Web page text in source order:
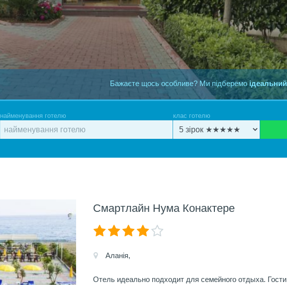
Бажаєте щось особливе? Ми підберемо
найменування готелю клас готелю
Смартлайн Нума Конактере
Аланія,
Отель идеально подходит для семейного отдыха.